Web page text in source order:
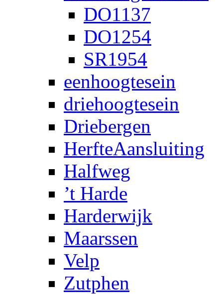
DO1137
DO1254
SR1954
eenhoogtesein
driehoogtesein
Driebergen
HerfteAansluiting
Halfweg
’t Harde
Harderwijk
Maarssen
Velp
Zutphen